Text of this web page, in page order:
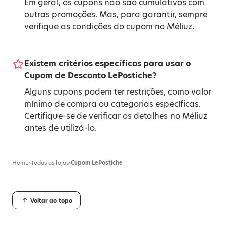
outras promoções. Mas, para garantir, sempre
verifique as condições do cupom no Méliuz.
Existem critérios específicos para usar o
Cupom de Desconto LePostiche?
Alguns cupons podem ter restrições, como valor
mínimo de compra ou categorias específicas.
Certifique-se de verificar os detalhes no Méliuz
antes de utilizá-lo.
Home›Todas as lojas›Cupom LePostiche
Voltar ao topo